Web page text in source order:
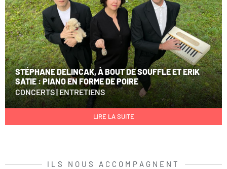
STÉPHANE DELINCAK, À BOUT DE SOUFFLE ET ERIK
SATIE : PIANO EN FORME DE POIRE
CONCERTS|ENTRETIENS
LIRE LA SUITE
ILS NOUS ACCOMPAGNENT